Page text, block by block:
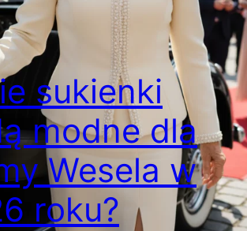
sukienki
modne dla
Wesela w
roku?